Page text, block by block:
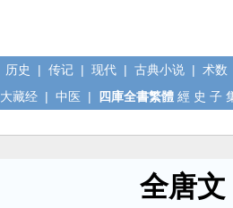
历史 | 传记 | 现代 | 古典小说 | 术数
大藏经 | 中医 | 四庫全書繁體 經 史 子
全唐文